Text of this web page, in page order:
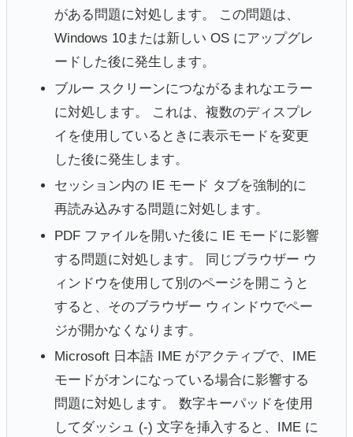
がある問題に対処します。 この問題は、
Windows 10または新しい OS にアップグレ
ードした後に発生します。
ブルー スクリーンにつながるまれなエラー
に対処します。 これは、複数のディスプレ
イを使用しているときに表示モードを変更
した後に発生します。
セッション内の IE モード タブを強制的に
再読み込みする問題に対処します。
PDF ファイルを開いた後に IE モードに影響
する問題に対処します。 同じブラウザー ウ
ィンドウを使用して別のページを開こうと
すると、そのブラウザー ウィンドウでペー
ジが開かなくなります。
Microsoft 日本語 IME がアクティブで、IME
モードがオンになっている場合に影響する
問題に対処します。 数字キーパッドを使用
してダッシュ (-) 文字を挿入すると、IME に